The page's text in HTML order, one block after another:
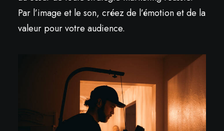
Par l’image et le son, créez de l’émotion et de la
valeur pour votre audience.